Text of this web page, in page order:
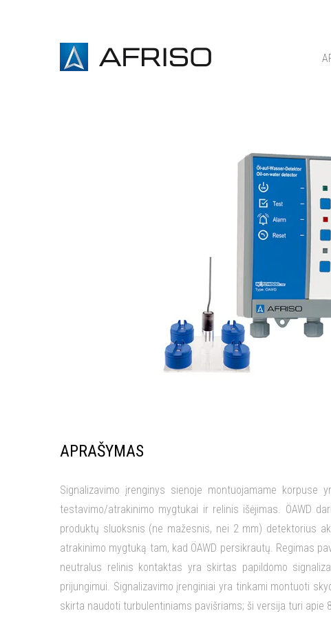
APRAŠYMAS
Signalizavimo įrenginys sienoje montuojamame
testavimo/atrakinimo mygtukai ir relinis išėjimas. ÖAWD
produktų sluoksnis (ne mažesnis, nei 2 mm) detektorius
atrakinimo mygtuką tam, kad ÖAWD persikrautų. Regimas
neutralus relinis kontaktas yra skirtas papildomo
prijungimui. Signalizavimo įrenginiai yra tinkami montuoti
skirta naudoti turbulentiniams pavišriams; ši versija turi apie